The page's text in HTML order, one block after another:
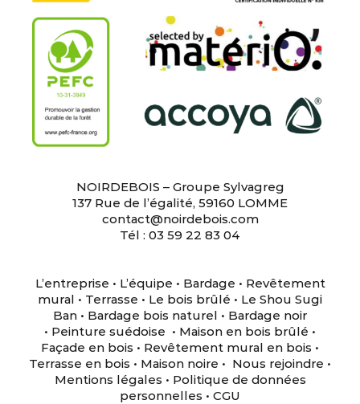
NOIRDEBOIS – Groupe Sylvagreg
137 Rue de l’égalité, 59160 LOMME
contact@noirdebois.com
Tél : 03 59 22 83 04
L’entreprise • L’équipe • Bardage • Revêtement
mural • Terrasse • Le bois brûlé • Le Shou Sugi
Ban • Bardage bois naturel • Bardage noir
• Peinture suédoise • Maison en bois brûlé •
Façade en bois • Revêtement mural en bois •
Terrasse en bois • Maison noire • Nous rejoindre •
Mentions légales • Politique de données
personnelles • CGU